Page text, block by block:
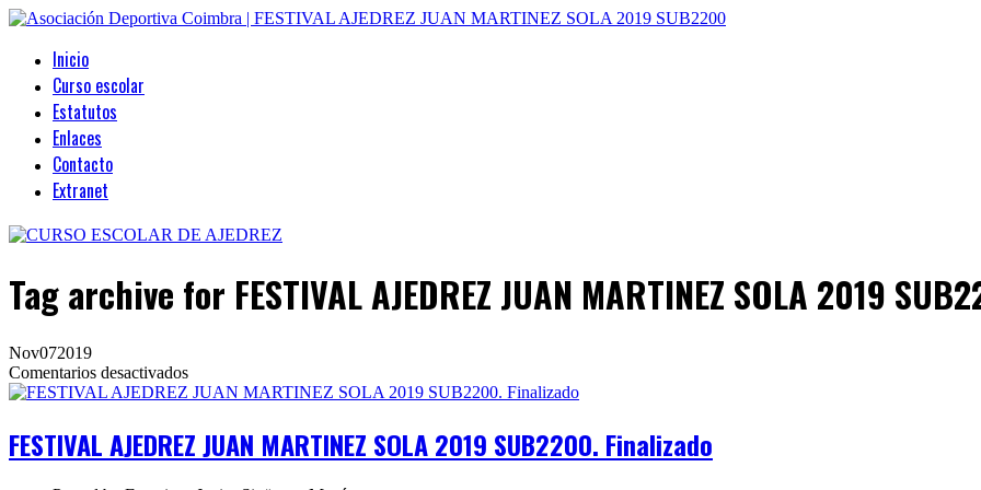
Inicio
Curso escolar
Estatutos
Enlaces
Contacto
Extranet
Tag archive for FESTIVAL AJEDREZ JUAN MARTINEZ SOLA 2019
Nov072019
Comentarios desactivadosen
FESTIVAL
MARTINEZ
FESTIVAL AJEDREZ JUAN MARTINEZ SOLA 2019 SUB2200. Finalizado